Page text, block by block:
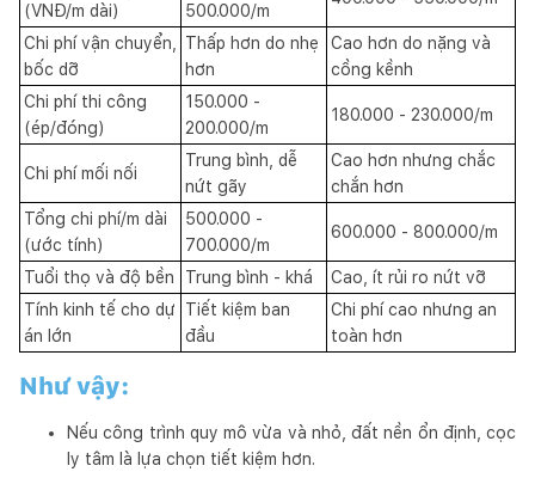
(VNĐ/m dài)
500.000/m
Chi phí vận chuyển,
bốc dỡ
Thấp hơn do nhẹ
hơn
Cao hơn do nặng và
cồng kềnh
Chi phí thi công
(ép/đóng)
150.000 -
200.000/m
180.000 - 230.000/m
Chi phí mối nối
Trung bình, dễ
nứt gãy
Cao hơn nhưng chắc
chắn hơn
Tổng chi phí/m dài
(ước tính)
500.000 -
700.000/m
600.000 - 800.000/m
Tuổi thọ và độ bền Trung bình - khá
Cao, ít rủi ro nứt vỡ
Tính kinh tế cho dự
án lớn
Tiết kiệm ban
đầu
Chi phí cao nhưng an
toàn hơn
Như vậy:
Nếu công trình quy mô vừa và nhỏ, đất nền ổn định, cọc
ly tâm là lựa chọn tiết kiệm hơn.